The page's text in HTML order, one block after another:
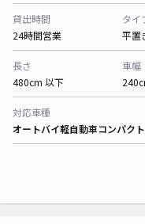
貸出時間
24時間営業
タイ
平置
長さ
480cm 以下
車幅
対応車種
オートバイ軽自動車コンパク